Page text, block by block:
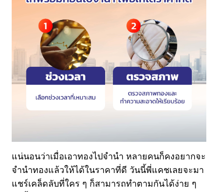
แน่นอนว่าเมื่อเอาทองไปจำนำ หลายคนก็คงอยากจะ
จำนำทองแล้วให้ได้ในราคาที่ดี วันนี้พี่แคชเลยจะมา
แชร์เคล็ดลับที่ใคร ๆ ก็สามารถทำตามกันได้ง่าย ๆ